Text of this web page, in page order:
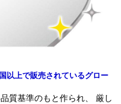
以上で販売されているグロー
質基準のもと作られ、 厳し